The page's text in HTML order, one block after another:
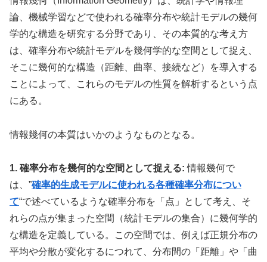
論、機械学習などで使われる確率分布や統計モデルの幾何
学的な構造を研究する分野であり、その本質的な考え方
は、確率分布や統計モデルを幾何学的な空間として捉え、
そこに幾何的な構造（距離、曲率、接続など）を導入する
ことによって、これらのモデルの性質を解析するという点
にある。
情報幾何の本質はいかのようなものとなる。
1. 確率分布を幾何的な空間として捉える: 情報幾何で
は、”確率的生成モデルに使われる各種確率分布につい
て“で述べているような確率分布を「点」として考え、そ
れらの点が集まった空間（統計モデルの集合）に幾何学的
な構造を定義している。この空間では、例えば正規分布の
平均や分散が変化するにつれて、分布間の「距離」や「曲